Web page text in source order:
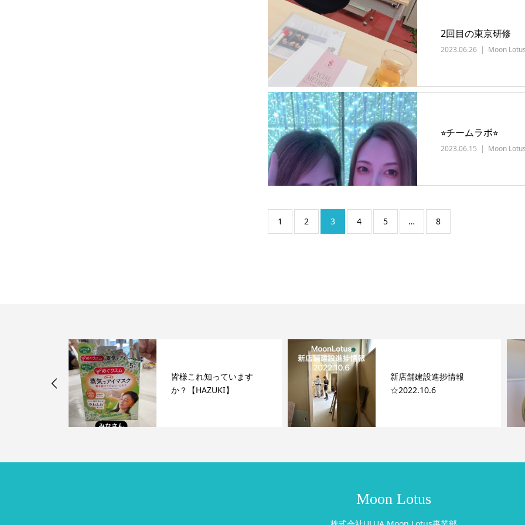
2回目の東京研修
2023.06.26 Moon
⭐︎チームラボ⭐︎
2023.06.15 Moon
1 2 3 4 5 … 8
皆様これ知っています
か？【HAZUKI】
新店舗建設進捗情報
☆2022.10.6
Moon Lotus